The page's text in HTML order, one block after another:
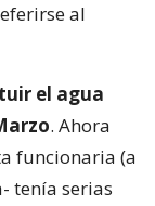
al
el agua
. Ahora
funcionaria (a
tenía serias